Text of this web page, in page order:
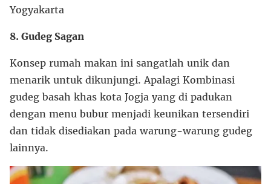
Yogyakarta
8. Gudeg Sagan
Konsep rumah makan ini sangatlah unik dan
menarik untuk dikunjungi. Apalagi Kombinasi
gudeg basah khas kota Jogja yang di padukan
dengan menu bubur menjadi keunikan tersendiri
dan tidak disediakan pada warung-warung gudeg
lainnya.